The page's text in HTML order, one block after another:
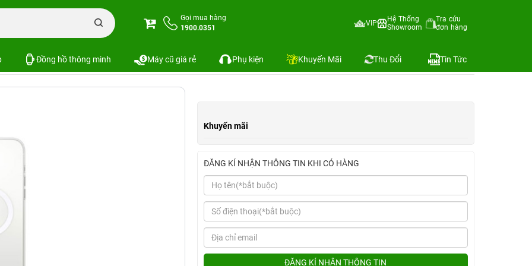
Gọi mua hàng
1900.0351
VIP
Hệ Thống
Showroom
Tra cứu
đơn hàng
Đồng hồ thông minh Máy cũ giá rẻ Phụ kiện Khuyến Mãi Thu Đổi Tin Tức
Ốp lưng iPhone 12 Pro Max Clear Case sạc MagSafe chính hãng
sạc MagSafe chính hãng
Khuyến mãi
ĐĂNG KÍ NHẬN THÔNG TIN KHI CÓ HÀNG
ĐĂNG KÍ NHẬN THÔNG TIN